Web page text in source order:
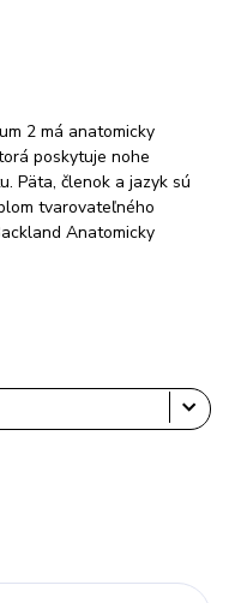
2 má anatomicky
poskytuje nohe
Päta, členok a jazyk sú
tvarovateľného
Anatomicky